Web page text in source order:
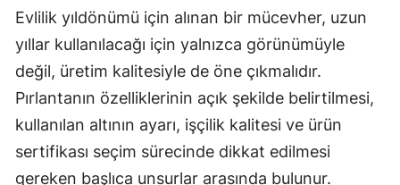
Yalova
Karabük
Kilis
Osmaniye
Düzce
Evlilik yıldönümü için alınan bir mücevher, uzun
yıllar kullanılacağı için yalnızca görünümüyle
değil, üretim kalitesiyle de öne çıkmalıdır.
Pırlantanın özelliklerinin açık şekilde belirtilmesi,
kullanılan altının ayarı, işçilik kalitesi ve ürün
sertifikası seçim sürecinde dikkat edilmesi
gereken başlıca unsurlar arasında bulunur.